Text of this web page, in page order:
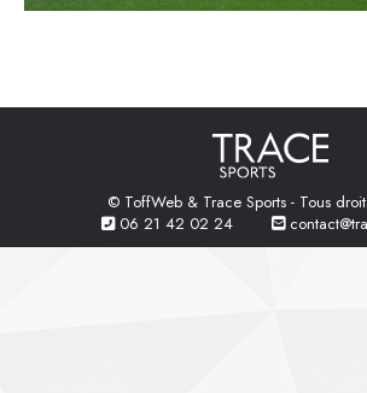
© ToffWeb & Trace Sports - Tous
06 21 42 02 24